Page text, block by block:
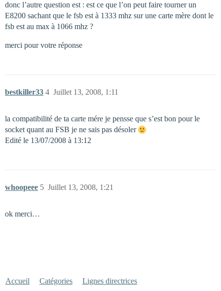
donc l’autre question est : est ce que l’on peut faire tourner un
E8200 sachant que le fsb est à 1333 mhz sur une carte mère dont le
fsb est au max à 1066 mhz ?
merci pour votre réponse
bestkiller33 Juillet 13, 2008, 1:11
4
la compatibilité de ta carte mére je pensse que s’est bon pour le
socket quant au FSB je ne sais pas désoler
Edité le 13/07/2008 à 13:12
whoopeee Juillet 13, 2008, 1:21
5
ok merci…
Accueil Catégories Lignes directrices